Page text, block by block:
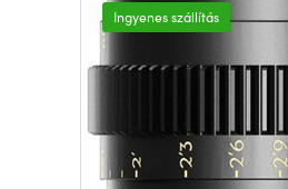
Ingyenes szállítás